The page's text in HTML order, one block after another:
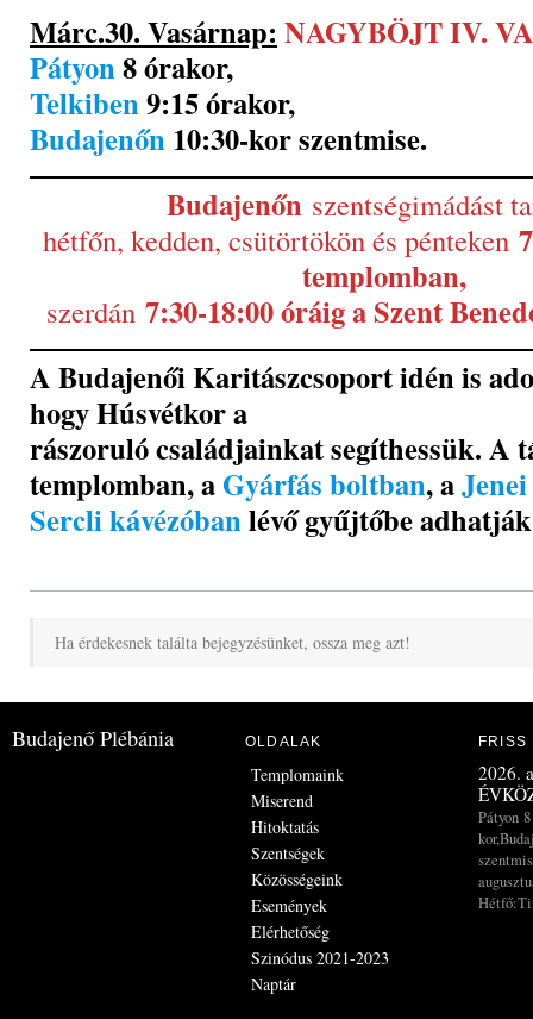
Márc.30. Vasárnap: NAGYBÖJT IV.
Pátyon8 órakor,
Telkiben9:15 órakor,
Budajenőn 10:30-kor szentmise.
Budajenőn szentségimádást
hétfőn, kedden, csütörtökön és pénteken
templomban,
szerdán 7:30-18:00 óráig a Szent
A Budajenői Karitászcsoport idén is
hogy Húsvétkor a
rászoruló családjainkat segíthessük. A
templomban, a Gyárfás boltban, a
Sercli kávézóbanlévő gyűjtőbe
Ha érdekesnek találta bejegyzésünket, ossza meg azt!
Budajenő Plébánia OLDALAK
Templomaink
Miserend
Hitoktatás
Szentségek
Közösségeink
Események
Elérhetőség
Szinódus 2021-2023
Naptár
FRISS
2026.
Pátyon